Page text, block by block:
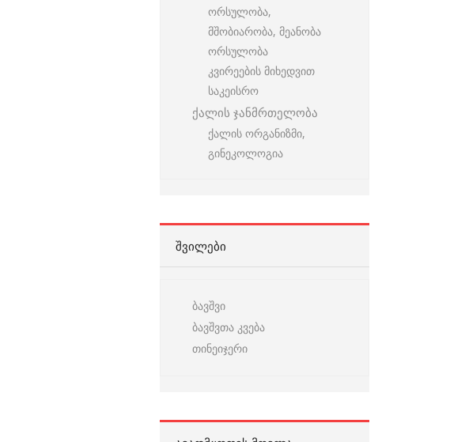
ორსულობა,
მშობიარობა, მეანობა
ორსულობა
კვირეების მიხედვით
საკეისრო
ქალის ჯანმრთელობა
ქალის ორგანიზმი,
გინეკოლოგია
ᲨᲕᲘᲚᲔᲑᲘ
ბავშვი
ბავშვთა კვება
თინეიჯერი